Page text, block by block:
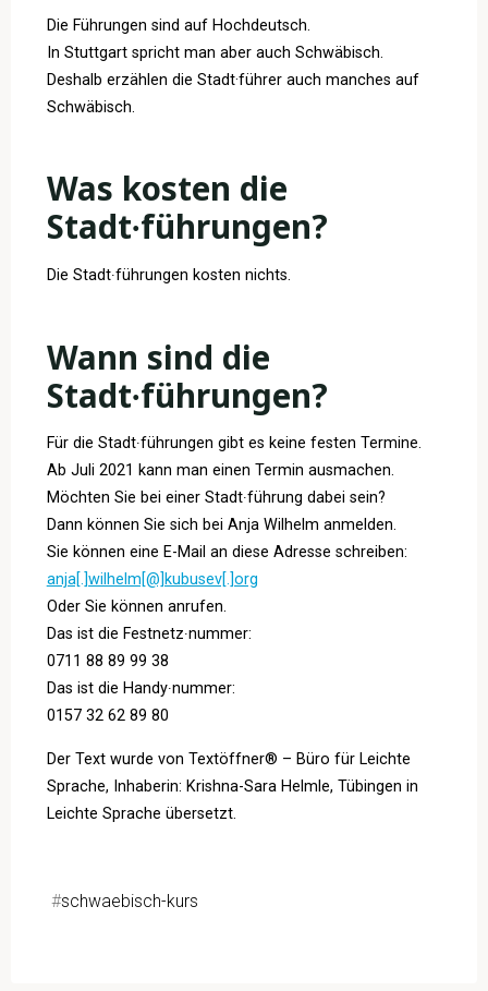
Die Führungen sind auf Hochdeutsch.
In Stuttgart spricht man aber auch Schwäbisch.
Deshalb erzählen die Stadt·führer auch manches auf
Schwäbisch.
Was kosten die
Stadt∙führungen?
Die Stadt∙führungen kosten nichts.
Wann sind die
Stadt∙führungen?
Für die Stadt∙führungen gibt es keine festen Termine.
Ab Juli 2021 kann man einen Termin ausmachen.
Möchten Sie bei einer Stadt∙führung dabei sein?
Dann können Sie sich bei Anja Wilhelm anmelden.
Sie können eine E-Mail an diese Adresse schreiben:
anja[.]wilhelm[@]kubusev[.]org
Oder Sie können anrufen.
Das ist die Festnetz∙nummer:
0711 88 89 99 38
Das ist die Handy∙nummer:
0157 32 62 89 80
Der Text wurde von Textöffner® – Büro für Leichte
Sprache, Inhaberin: Krishna-Sara Helmle, Tübingen in
Leichte Sprache übersetzt.
#schwaebisch-kurs